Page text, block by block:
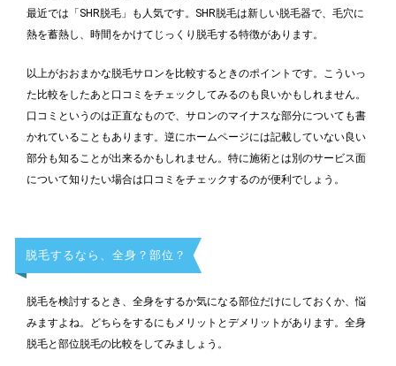
最近では「SHR脱毛」も人気です。SHR脱毛は新しい脱毛器で、毛穴に
熱を蓄熱し、時間をかけてじっくり脱毛する特徴があります。
以上がおおまかな脱毛サロンを比較するときのポイントです。こういっ
た比較をしたあと口コミをチェックしてみるのも良いかもしれません。
口コミというのは正直なもので、サロンのマイナスな部分についても書
かれていることもあります。逆にホームページには記載していない良い
部分も知ることが出来るかもしれません。特に施術とは別のサービス面
について知りたい場合は口コミをチェックするのが便利でしょう。
脱毛するなら、全身？部位？
脱毛を検討するとき、全身をするか気になる部位だけにしておくか、悩
みますよね。どちらをするにもメリットとデメリットがあります。全身
脱毛と部位脱毛の比較をしてみましょう。